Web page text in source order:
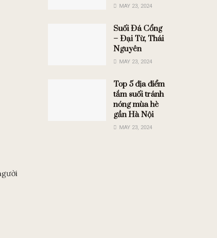
MAY 23, 2024
Suối Đá Cổng
– Đại Từ, Thái
Nguyên
MAY 23, 2024
Top 5 địa điểm
tắm suối tránh
nóng mùa hè
gần Hà Nội
MAY 23, 2024